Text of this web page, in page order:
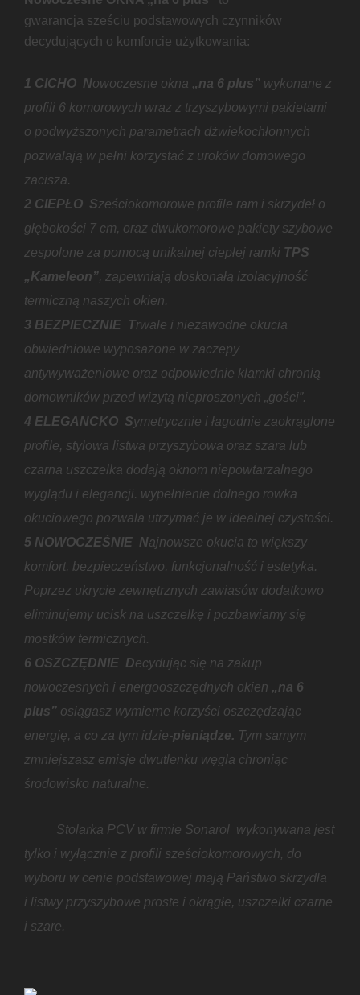
gwarancja sześciu podstawowych czynników
decydujących o komforcie użytkowania:
1 CICHO Nowoczesne okna „na 6 plus” wykonane z
profili 6 komorowych wraz z trzyszybowymi pakietami
o podwyższonych parametrach dżwiekochłonnych
pozwalają w pełni korzystać z uroków domowego
zacisza.
2 CIEPŁO Sześciokomorowe profile ram i skrzydeł o
głębokości 7 cm, oraz dwukomorowe pakiety szybowe
zespolone za pomocą unikalnej ciepłej ramki TPS
„Kameleon”, zapewniają doskonałą izolacyjność
termiczną naszych okien.
3 BEZPIECZNIE Trwałe i niezawodne okucia
obwiedniowe wyposażone w zaczepy
antywyważeniowe oraz odpowiednie klamki chronią
domowników przed wizytą nieproszonych „gości”.
4 ELEGANCKO Symetrycznie i łagodnie zaokrąglone
profile, stylowa listwa przyszybowa oraz szara lub
czarna uszczelka dodają oknom niepowtarzalnego
wyglądu i elegancji. wypełnienie dolnego rowka
okuciowego pozwala utrzymać je w idealnej czystości.
5 NOWOCZEŚNIE Najnowsze okucia to większy
komfort, bezpieczeństwo, funkcjonalność i estetyka.
Poprzez ukrycie zewnętrznych zawiasów dodatkowo
eliminujemy ucisk na uszczelkę i pozbawiamy się
mostków termicznych.
6 OSZCZĘDNIE Decydując się na zakup
nowoczesnych i energooszczędnych okien „na 6
plus” osiągasz wymierne korzyści oszczędzając
energię, a co za tym idzie-pieniądze. Tym samym
zmniejszasz emisje dwutlenku węgla chroniąc
środowisko naturalne.
Stolarka PCV w firmie Sonarol wykonywana jest
tylko i wyłącznie z profili sześciokomorowych, do
wyboru w cenie podstawowej mają Państwo skrzydła
i listwy przyszybowe proste i okrągłe, uszczelki czarne
i szare.